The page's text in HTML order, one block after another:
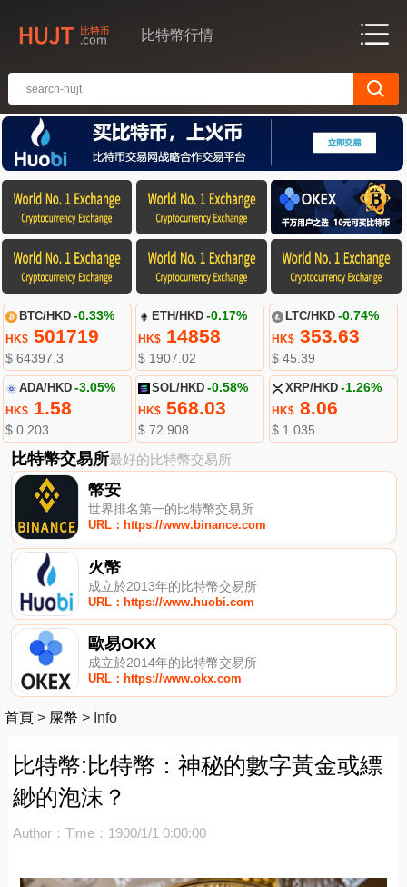
比特幣行情
BTC/HKD -0.33%
HK$501719
$ 64397.3
ETH/HKD -0.17%
HK$ 14858
$ 1907.02
LTC/HKD -0.74%
HK$353.63
$ 45.39
ADA/HKD -3.05%
HK$1.58
$ 0.203
SOL/HKD -0.58%
HK$ 568.03
$ 72.908
XRP/HKD -1.26%
HK$8.06
$ 1.035
比特幣交易所最好的比特幣交易所
幣安
世界排名第一的比特幣交易所
URL：https://www.binance.com
火幣
成立於2013年的比特幣交易所
URL：https://www.huobi.com
歐易OKX
成立於2014年的比特幣交易所
URL：https://www.okx.com
首頁 > 屎幣 > Info
比特幣:比特幣：神秘的數字黃金或縹
緲的泡沫？
Author： Time：1900/1/1 0:00:00